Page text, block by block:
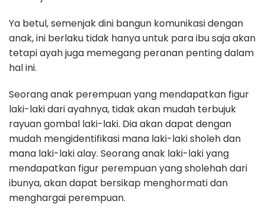
Ya betul, semenjak dini bangun komunikasi dengan
anak, ini berlaku tidak hanya untuk para ibu saja akan
tetapi ayah juga memegang peranan penting dalam
hal ini.
Seorang anak perempuan yang mendapatkan figur
laki-laki dari ayahnya, tidak akan mudah terbujuk
rayuan gombal laki-laki. Dia akan dapat dengan
mudah mengidentifikasi mana laki-laki sholeh dan
mana laki-laki alay. Seorang anak laki-laki yang
mendapatkan figur perempuan yang sholehah dari
ibunya, akan dapat bersikap menghormati dan
menghargai perempuan.